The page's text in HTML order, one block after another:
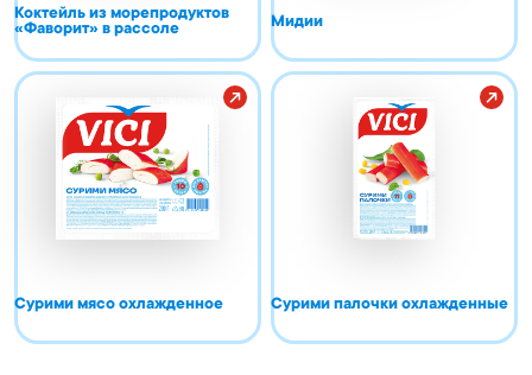
Коктейль из морепродуктов
«Фаворит» в рассоле
Мидии
Сурими мясо охлажденное Сурими палочки охлажденные